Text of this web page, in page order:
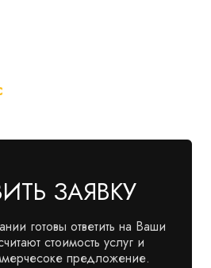
ЗАЯВКУ
готовы ответить на Ваши
стоимость услуг и
предложение.